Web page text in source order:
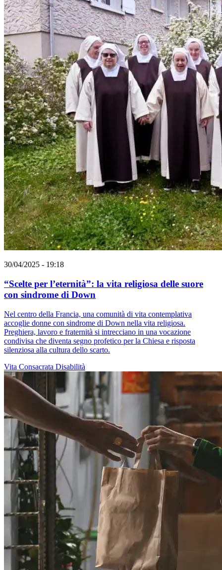
30/04/2025 - 19:18
“Scelte per l’eternità”: la vita religiosa delle suore
con sindrome di Down
Nel centro della Francia, una comunità di vita contemplativa
accoglie donne con sindrome di Down nella vita religiosa.
Preghiera, lavoro e fraternità si intrecciano in una vocazione
condivisa che diventa segno profetico per la Chiesa e risposta
silenziosa alla cultura dello scarto.
Vita Consacrata Disabilità